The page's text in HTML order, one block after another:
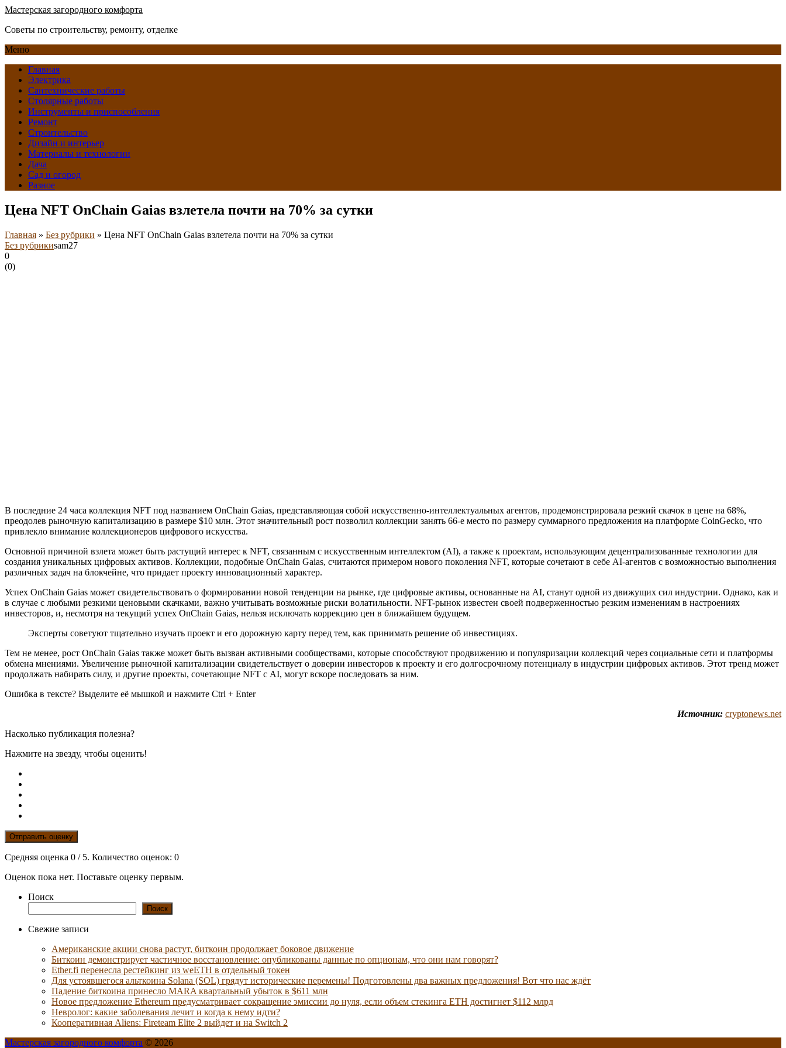
Мастерская загородного комфорта
Советы по строительству, ремонту, отделке
Меню
Главная
Электрика
Сантехнические работы
Столярные работы
Инструменты и приспособления
Ремонт
Строительство
Дизайн и интерьер
Материалы и технологии
Дача
Сад и огород
Разное
Цена NFT OnChain Gaias взлетела почти на 70% за сутки
Главная » Без рубрики » Цена NFT OnChain Gaias взлетела почти на 70% за сутки
Без рубрикиsam27
0
(0)
В последние 24 часа коллекция NFT под названием OnChain Gaias, представляющая собой искусственно-интеллектуальных агентов, продемонстрировала резкий скачок в цене на 68%,
преодолев рыночную капитализацию в размере $10 млн. Этот значительный рост позволил коллекции занять 66-е место по размеру суммарного предложения на платформе CoinGecko, что
привлекло внимание коллекционеров цифрового искусства.
Основной причиной взлета может быть растущий интерес к NFT, связанным с искусственным интеллектом (AI), а также к проектам, использующим децентрализованные технологии для
создания уникальных цифровых активов. Коллекции, подобные OnChain Gaias, считаются примером нового поколения NFT, которые сочетают в себе AI-агентов с возможностью выполнения
различных задач на блокчейне, что придает проекту инновационный характер.
Успех OnChain Gaias может свидетельствовать о формировании новой тенденции на рынке, где цифровые активы, основанные на AI, станут одной из движущих сил индустрии. Однако, как и
в случае с любыми резкими ценовыми скачками, важно учитывать возможные риски волатильности. NFT-рынок известен своей подверженностью резким изменениям в настроениях
инвесторов, и, несмотря на текущий успех OnChain Gaias, нельзя исключать коррекцию цен в ближайшем будущем.
Эксперты советуют тщательно изучать проект и его дорожную карту перед тем, как принимать решение об инвестициях.
Тем не менее, рост OnChain Gaias также может быть вызван активными сообществами, которые способствуют продвижению и популяризации коллекций через социальные сети и платформы
обмена мнениями. Увеличение рыночной капитализации свидетельствует о доверии инвесторов к проекту и его долгосрочному потенциалу в индустрии цифровых активов. Этот тренд может
продолжать набирать силу, и другие проекты, сочетающие NFT с AI, могут вскоре последовать за ним.
Ошибка в тексте? Выделите её мышкой и нажмите Ctrl + Enter
Источник: cryptonews.net
Насколько публикация полезна?
Нажмите на звезду, чтобы оценить!
Отправить оценку
Средняя оценка 0 / 5. Количество оценок: 0
Оценок пока нет. Поставьте оценку первым.
Поиск
Поиск
Свежие записи
Американские акции снова растут, биткоин продолжает боковое движение
Биткоин демонстрирует частичное восстановление: опубликованы данные по опционам, что они нам говорят?
Ether.fi перенесла рестейкинг из weETH в отдельный токен
Для устоявшегося альткоина Solana (SOL) грядут исторические перемены! Подготовлены два важных предложения! Вот что нас ждёт
Падение биткоина принесло MARA квартальный убыток в $611 млн
Новое предложение Ethereum предусматривает сокращение эмиссии до нуля, если объем стекинга ETH достигнет $112 млрд
Невролог: какие заболевания лечит и когда к нему идти?
Кооперативная Aliens: Fireteam Elite 2 выйдет и на Switch 2
Мастерская загородного комфорта © 2026